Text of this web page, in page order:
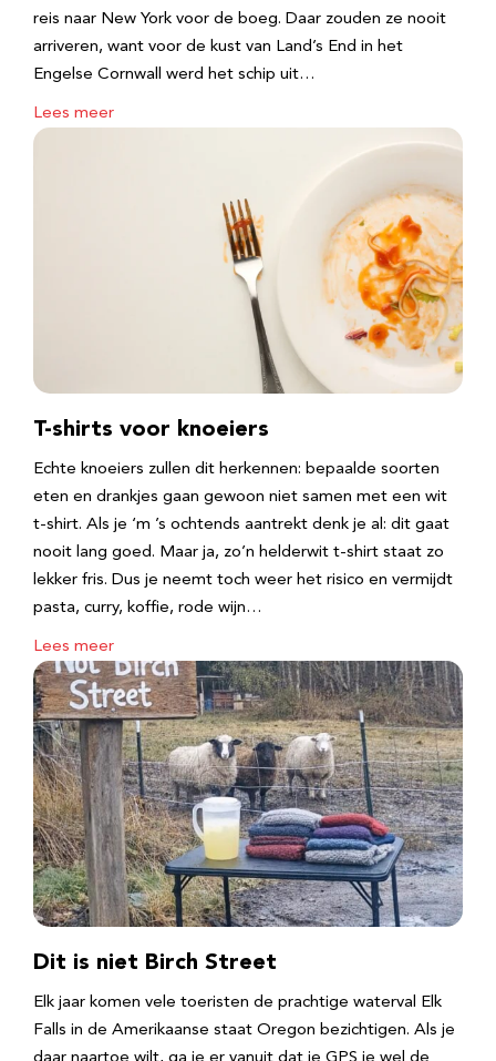
reis naar New York voor de boeg. Daar zouden ze nooit
arriveren, want voor de kust van Land’s End in het
Engelse Cornwall werd het schip uit…
Lees meer
T-shirts voor knoeiers
Echte knoeiers zullen dit herkennen: bepaalde soorten
eten en drankjes gaan gewoon niet samen met een wit
t-shirt. Als je ‘m ’s ochtends aantrekt denk je al: dit gaat
nooit lang goed. Maar ja, zo’n helderwit t-shirt staat zo
lekker fris. Dus je neemt toch weer het risico en vermijdt
pasta, curry, koffie, rode wijn…
Lees meer
Dit is niet Birch Street
Elk jaar komen vele toeristen de prachtige waterval Elk
Falls in de Amerikaanse staat Oregon bezichtigen. Als je